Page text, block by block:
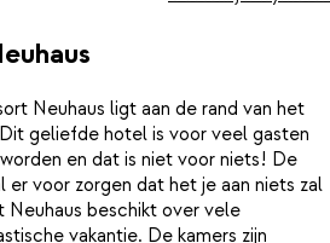
Neuhaus ligt aan de rand van het
geliefde hotel is voor veel gasten
en dat is niet voor niets! De
voor zorgen dat het je aan niets zal
Neuhaus beschikt over vele
vakantie. De kamers zijn